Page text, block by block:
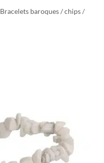
Bracelets baroques / chips/